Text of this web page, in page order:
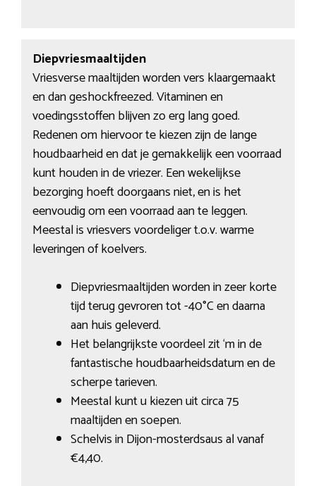
Diepvriesmaaltijden
Vriesverse maaltijden worden vers klaargemaakt
en dan geshockfreezed. Vitaminen en
voedingsstoffen blijven zo erg lang goed.
Redenen om hiervoor te kiezen zijn de lange
houdbaarheid en dat je gemakkelijk een voorraad
kunt houden in de vriezer. Een wekelijkse
bezorging hoeft doorgaans niet, en is het
eenvoudig om een voorraad aan te leggen.
Meestal is vriesvers voordeliger t.o.v. warme
leveringen of koelvers.
Diepvriesmaaltijden worden in zeer korte
tijd terug gevroren tot -40°C en daarna
aan huis geleverd.
Het belangrijkste voordeel zit ‘m in de
fantastische houdbaarheidsdatum en de
scherpe tarieven.
Meestal kunt u kiezen uit circa 75
maaltijden en soepen.
Schelvis in Dijon-mosterdsaus al vanaf
€4,40.